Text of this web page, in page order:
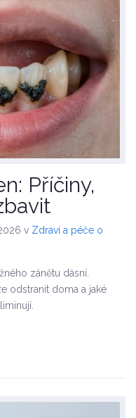
Příčiny,
v Zdraví a péče o
zánětu dásní.
odstranit doma a jaké